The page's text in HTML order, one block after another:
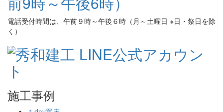
電話受付時間は、午前９時～午後６時（月～土曜日 ※日・祭日を除
く）
施工事例